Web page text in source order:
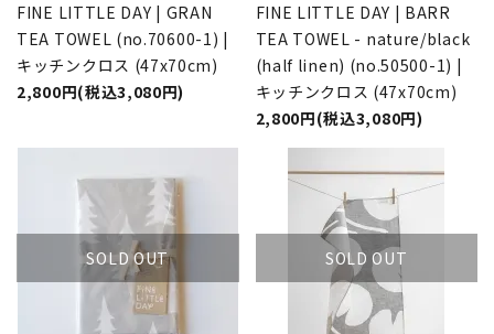
FINE LITTLE DAY | GRAN
TEA TOWEL (no.70600-1) |
キッチンクロス (47x70cm)
2,800円(税込3,080円)
FINE LITTLE DAY | BARR
TEA TOWEL - nature/black
(half linen) (no.50500-1) |
キッチンクロス (47x70cm)
2,800円(税込3,080円)
SOLD OUT SOLD OUT